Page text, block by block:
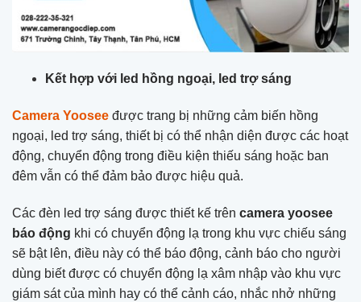
Kết hợp với led hồng ngoại, led trợ sáng
Camera Yoosee được trang bị những cảm biến hồng
ngoại, led trợ sáng, thiết bị có thể nhận diện được các hoạt
động, chuyển động trong điều kiện thiếu sáng hoặc ban
đêm vẫn có thể đảm bảo được hiệu quả.
Các đèn led trợ sáng được thiết kế trên camera yoosee
báo động khi có chuyển động lạ trong khu vực chiếu sáng
sẽ bật lên, điều này có thể báo động, cảnh báo cho người
dùng biết được có chuyển động lạ xâm nhập vào khu vực
giám sát của mình hay có thể cảnh cáo, nhắc nhở những